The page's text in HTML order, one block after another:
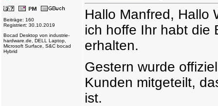
Beiträge: 160
Registriert: 30.10.2019
Bocad Desktop von industrie-
hardware.de, DELL Laptop,
Microsoft Surface, S&C bocad
Hybrid
Hallo Manfred, Hallo
ich hoffe Ihr habt die
erhalten.
Gestern wurde
Kunden mitgeteilt,
ist.